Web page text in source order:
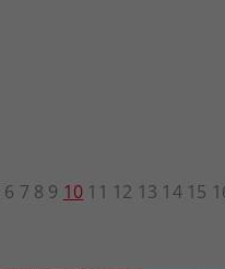
6 7 8 9 10 11 12 13 14 15